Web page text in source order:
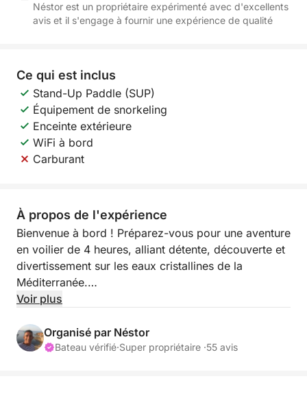
Néstor est un propriétaire expérimenté avec d'excellents
avis et il s'engage à fournir une expérience de qualité
Ce qui est inclus
Stand-Up Paddle (SUP)
Équipement de snorkeling
Enceinte extérieure
WiFi à bord
Carburant
À propos de l'expérience
Bienvenue à bord ! Préparez-vous pour une aventure
en voilier de 4 heures, alliant détente, découverte et
divertissement sur les eaux cristallines de la
Méditerranée.
s'évader du quotidien et profiter du calme de la mer.
Que vous ayez envie de vous détendre, de nager ou
Voir plus
Organisé par Néstor
Bateau vérifié·Super propriétaire ·55 avis